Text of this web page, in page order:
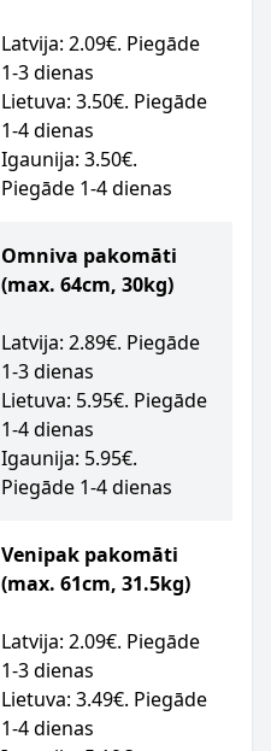
Latvija: 2.09€. Piegāde
1-3 dienas
Lietuva: 3.50€. Piegāde
1-4 dienas
Igaunija: 3.50€.
Piegāde 1-4 dienas
Omniva pakomāti
(max. 64cm, 30kg)
Latvija: 2.89€. Piegāde
1-3 dienas
Lietuva: 5.95€. Piegāde
1-4 dienas
Igaunija: 5.95€.
Piegāde 1-4 dienas
Venipak pakomāti
(max. 61cm, 31.5kg)
Latvija: 2.09€. Piegāde
1-3 dienas
Lietuva: 3.49€. Piegāde
1-4 dienas